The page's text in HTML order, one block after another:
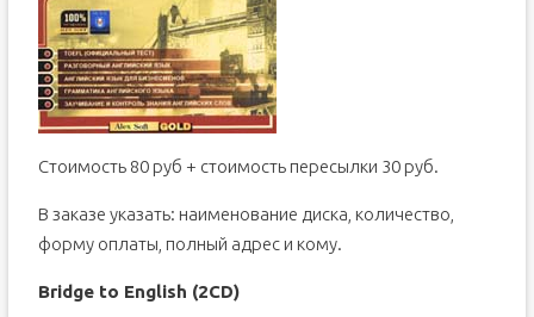
Стоимость 80 руб + стоимость пересылки 30 руб.
В заказе указать: наименование диска, количество,
форму оплаты, полный адрес и кому.
Bridge to English (2CD)